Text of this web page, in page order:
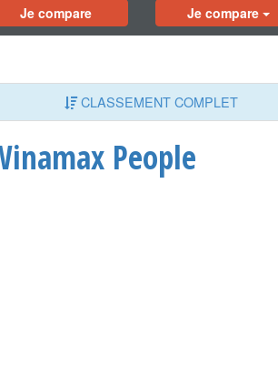
Je compare Je compare
CLASSEMENT COMPLET
People